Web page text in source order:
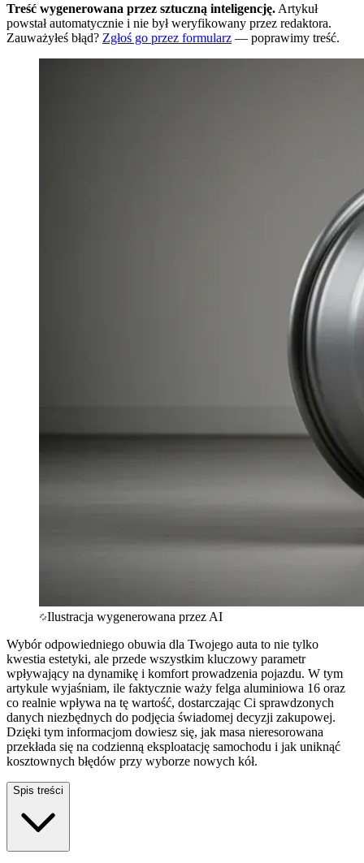
Treść wygenerowana przez sztuczną inteligencję. Artykuł
powstał automatycznie i nie był weryfikowany przez redaktora.
Zauważyłeś błąd? Zgłoś go przez formularz — poprawimy treść.
Ilustracja wygenerowana przez AI
Wybór odpowiedniego obuwia dla Twojego auta to nie tylko
kwestia estetyki, ale przede wszystkim kluczowy parametr
wpływający na dynamikę i komfort prowadzenia pojazdu. W tym
artykule wyjaśniam, ile faktycznie waży felga aluminiowa 16 oraz
co realnie wpływa na tę wartość, dostarczając Ci sprawdzonych
danych niezbędnych do podjęcia świadomej decyzji zakupowej.
Dzięki tym informacjom dowiesz się, jak masa nieresorowana
przekłada się na codzienną eksploatację samochodu i jak uniknąć
kosztownych błędów przy wyborze nowych kół.
Spis treści